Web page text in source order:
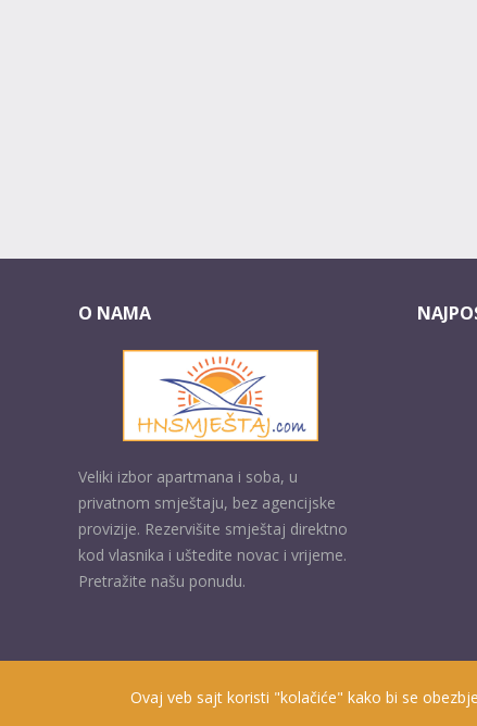
O NAMA
Veliki izbor apartmana i soba, u
privatnom smještaju, bez agencijske
provizije. Rezervišite smještaj direktno
kod vlasnika i uštedite novac i vrijeme.
Pretražite našu ponudu.
Prisutni od 2010. godine | 2019 © Smještaj u Herceg Novom
Ovaj veb sajt koristi "kolačiće" kako bi se